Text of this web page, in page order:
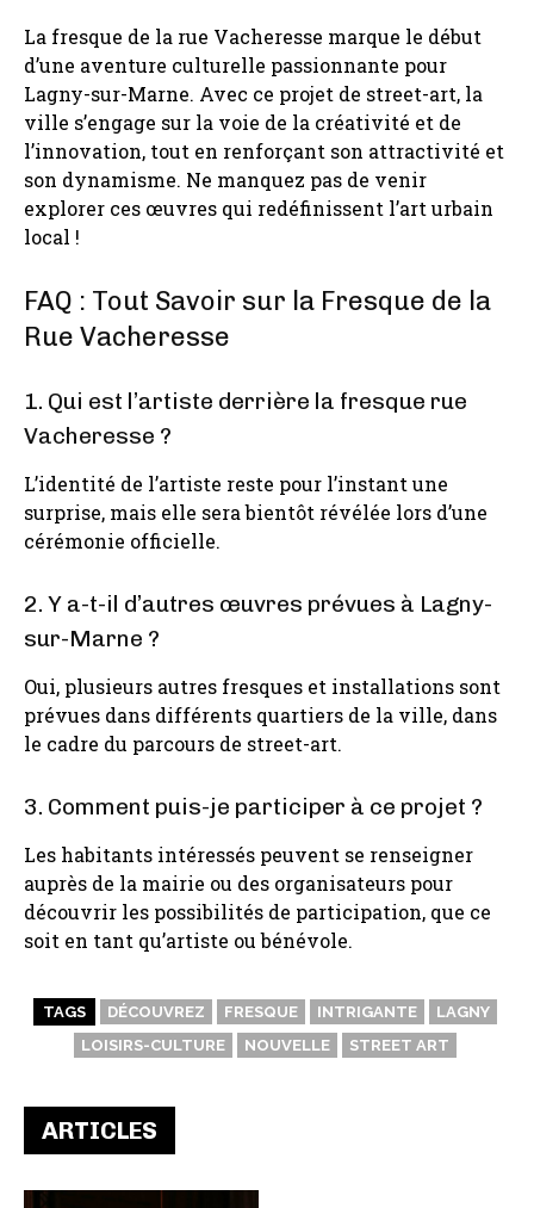
La fresque de la rue Vacheresse marque le début
d’une aventure culturelle passionnante pour
Lagny-sur-Marne. Avec ce projet de street-art, la
ville s’engage sur la voie de la créativité et de
l’innovation, tout en renforçant son attractivité et
son dynamisme. Ne manquez pas de venir
explorer ces œuvres qui redéfinissent l’art urbain
local !
FAQ : Tout Savoir sur la Fresque de la
Rue Vacheresse
1. Qui est l’artiste derrière la fresque rue
Vacheresse ?
L’identité de l’artiste reste pour l’instant une
surprise, mais elle sera bientôt révélée lors d’une
cérémonie officielle.
2. Y a-t-il d’autres œuvres prévues à Lagny-
sur-Marne ?
Oui, plusieurs autres fresques et installations sont
prévues dans différents quartiers de la ville, dans
le cadre du parcours de street-art.
3. Comment puis-je participer à ce projet ?
Les habitants intéressés peuvent se renseigner
auprès de la mairie ou des organisateurs pour
découvrir les possibilités de participation, que ce
soit en tant qu’artiste ou bénévole.
TAGS DÉCOUVREZ FRESQUE INTRIGANTE
LAGNY
LOISIRS-CULTURE
NOUVELLE STREET ART
ARTICLES